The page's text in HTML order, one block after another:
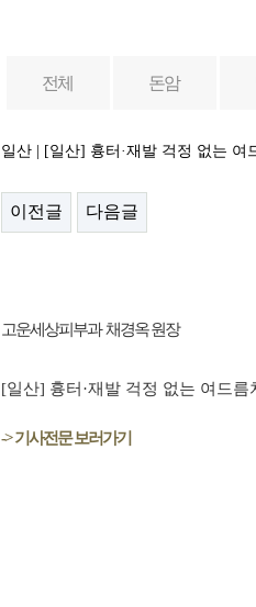
전체 돈암
일산 | [일산] 흉터·재발 걱정 없는 여
이전글 다음글
고운세상피부과 채경옥 원장
[일산] 흉터·재발 걱정 없는 여드름
-> 기사전문 보러가기 ​